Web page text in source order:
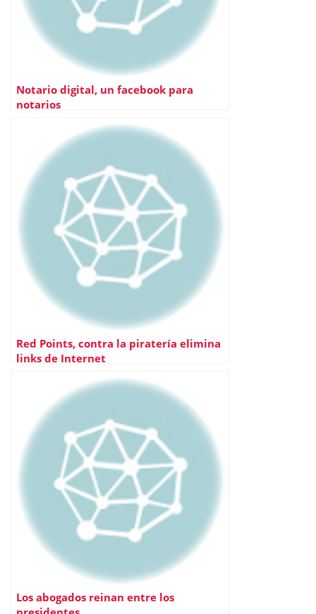
Notario digital, un facebook para
notarios
Red Points, contra la piratería elimina
links de Internet
Los abogados reinan entre los